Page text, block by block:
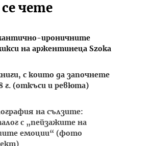
чете
ироничните
на аржентинеца Szoka
с които да започнете
г. (откъси и ревюта)
на сълзите:
с „пейзажите на
емоции“ (фото